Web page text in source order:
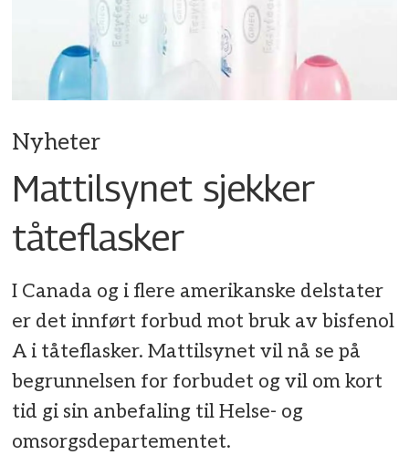
Nyheter
Mattilsynet sjekker
tåteflasker
I Canada og i flere amerikanske delstater
er det innført forbud mot bruk av bisfenol
A i tåteflasker. Mattilsynet vil nå se på
begrunnelsen for forbudet og vil om kort
tid gi sin anbefaling til Helse- og
omsorgsdepartementet.